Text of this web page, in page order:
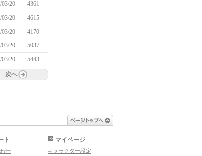
03/20
4361
03/20
4615
03/20
4170
03/20
5037
03/20 5443
次へ
ト
せ
マイページ
キャラクター設定